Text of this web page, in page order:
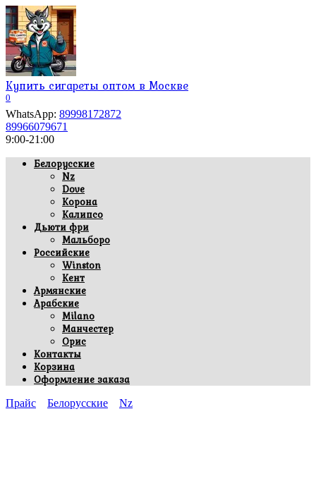
Перейти
к
содержанию
Купить сигареты оптом в Москве
0
WhatsApp: 89998172872
89966079671
9:00-21:00
Белорусские
Nz
Dove
Корона
Калипсо
Дьюти фри
Мальборо
Российские
Winston
Кент
Армянские
Арабские
Milano
Манчестер
Орис
Контакты
Корзина
Оформление заказа
Прайс Белорусские Nz